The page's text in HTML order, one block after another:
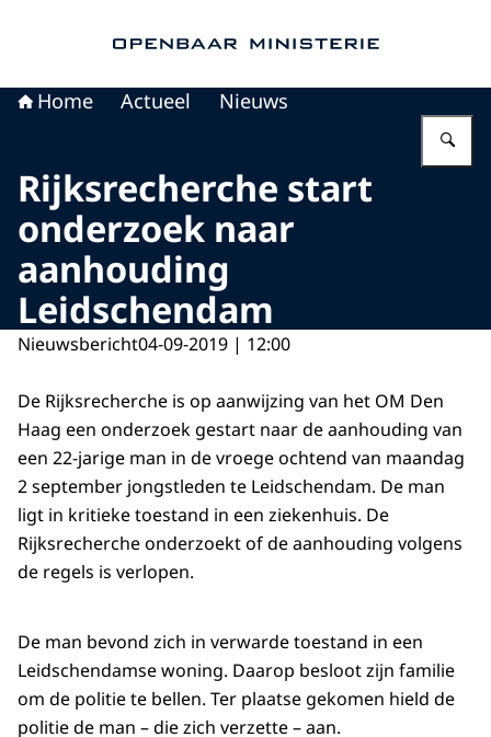
Home Actueel Nieuws
Rijksrecherche start
onderzoek naar
aanhouding
Leidschendam
Nieuwsbericht04-09-2019 | 12:00
De Rijksrecherche is op aanwijzing van het OM Den
Haag een onderzoek gestart naar de aanhouding van
een 22-jarige man in de vroege ochtend van maandag
2 september jongstleden te Leidschendam. De man
ligt in kritieke toestand in een ziekenhuis. De
Rijksrecherche onderzoekt of de aanhouding volgens
de regels is verlopen.
De man bevond zich in verwarde toestand in een
Leidschendamse woning. Daarop besloot zijn familie
om de politie te bellen. Ter plaatse gekomen hield de
politie de man – die zich verzette – aan.